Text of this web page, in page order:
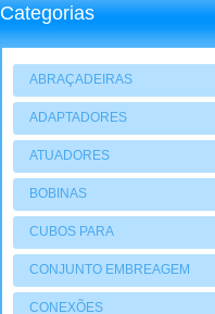
Categorias
ABRAÇADEIRAS
ADAPTADORES
ATUADORES
PNEUMATIOCOS
BOBINAS
CUBOS PARA
COMPRESSORES
CONJUNTO EMBREAGEM
CONEXÕES